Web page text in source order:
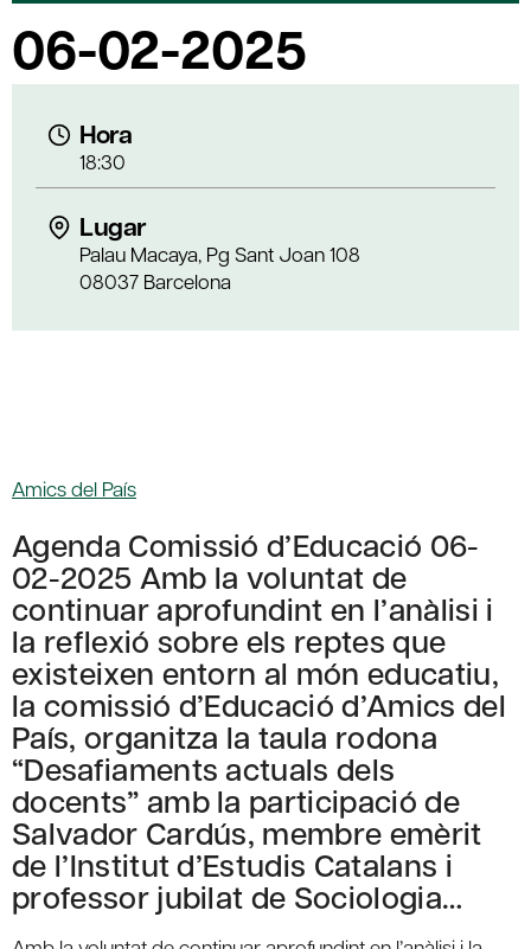
06-02-2025
Hora
18:30
Lugar
Palau Macaya, Pg Sant Joan 108
08037 Barcelona
Amics del País
Agenda Comissió d’Educació 06-
02-2025 Amb la voluntat de
continuar aprofundint en l’anàlisi i
la reflexió sobre els reptes que
existeixen entorn al món educatiu,
la comissió d’Educació d’Amics del
País, organitza la taula rodona
“Desafiaments actuals dels
docents” amb la participació de
Salvador Cardús, membre emèrit
de l’Institut d’Estudis Catalans i
professor jubilat de Sociologia…